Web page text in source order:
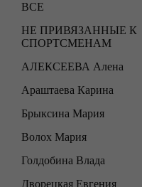
ВСЕ
НЕ ПРИВЯЗАННЫЕ К
СПОРТСМЕНАМ
АЛЕКСЕЕВА Алена
Араштаева Карина
Брыксина Мария
Волох Мария
Голдобина Влада
Дворецкая Евгения